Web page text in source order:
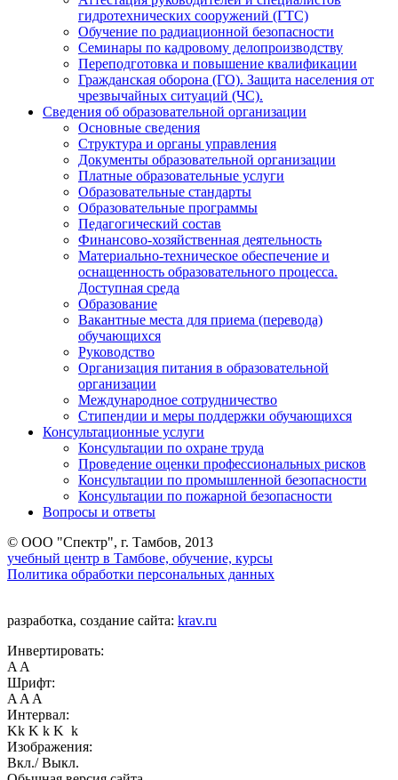
гидротехнических сооружений (ГТС)
Обучение по радиационной безопасности
Семинары по кадровому делопроизводству
Переподготовка и повышение квалификации
Гражданская оборона (ГО). Защита населения от
чрезвычайных ситуаций (ЧС).
Сведения об образовательной организации
Основные сведения
Структура и органы управления
Документы образовательной организации
Платные образовательные услуги
Образовательные стандарты
Образовательные программы
Педагогический состав
Финансово-хозяйственная деятельность
Материально-техническое обеспечение и
оснащенность образовательного процесса.
Доступная среда
Образование
Вакантные места для приема (перевода)
обучающихся
Руководство
Организация питания в образовательной
организации
Международное сотрудничество
Стипендии и меры поддержки обучающихся
Консультационные услуги
Консультации по охране труда
Проведение оценки профессиональных рисков
Консультации по промышленной безопасности
Консультации по пожарной безопасности
Вопросы и ответы
© ООО "Спектр", г. Тамбов, 2013
учебный центр в Тамбове, обучение, курсы
Политика обработки персональных данных
разработка, создание сайта: krav.ru
Инвертировать:
A A
Шрифт:
A A A
Интервал:
Kk K k K k
Изображения:
Вкл./ Выкл.